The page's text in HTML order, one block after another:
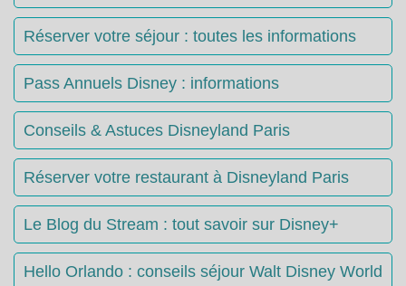
Réserver votre séjour : toutes les informations
Pass Annuels Disney : informations
Conseils & Astuces Disneyland Paris
Réserver votre restaurant à Disneyland Paris
Le Blog du Stream : tout savoir sur Disney+
Hello Orlando : conseils séjour Walt Disney World